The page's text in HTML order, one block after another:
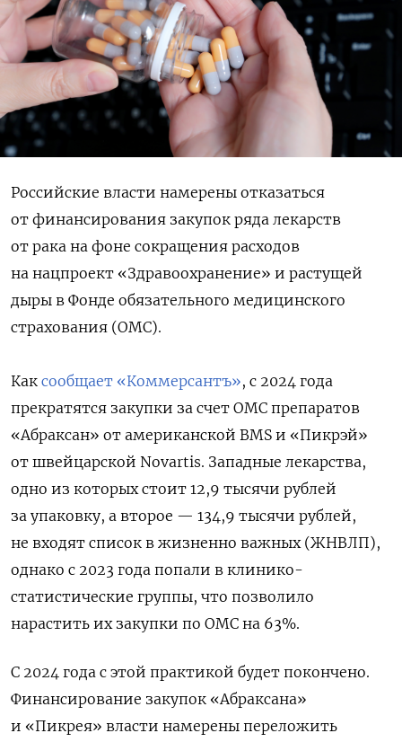
Российские власти намерены отказаться
от финансирования закупок ряда лекарств
от рака на фоне сокращения расходов
на нацпроект «Здравоохранение» и растущей
дыры в Фонде обязательного медицинского
страхования (ОМС).
Как сообщает «Коммерсантъ», с 2024 года
прекратятся закупки за счет ОМС препаратов
«Абраксан» от американской BMS и «Пикрэй»
от швейцарской Novartis. Западные лекарства,
одно из которых стоит 12,9 тысячи рублей
за упаковку, а второе — 134,9 тысячи рублей,
не входят список в жизненно важных (ЖНВЛП),
однако с 2023 года попали в клинико-
статистические группы, что позволило
нарастить их закупки по ОМС на 63%.
С 2024 года с этой практикой будет покончено.
Финансирование закупок «Абраксана»
и «Пикрея» власти намерены переложить